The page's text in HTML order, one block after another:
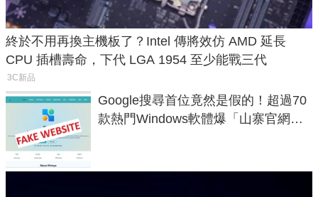
終於不用再換主機板了？Intel 傳將效仿 AMD 延長
CPU 插槽壽命，下代 LGA 1954 至少能戰三代
3C新品
Google搜尋首位竟然是假的！超過70
款熱門Windows軟體爆「山寨官網」